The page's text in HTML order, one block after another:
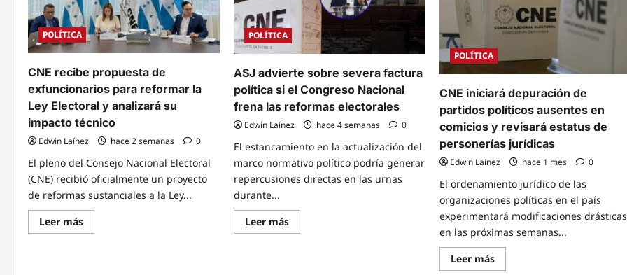
POLÍTICA
CNE recibe propuesta de
exfuncionarios para reformar la
Ley Electoral y analizará su
impacto técnico
Edwin Laínez hace 2 semanas 0
El pleno del Consejo Nacional Electoral
(CNE) recibió oficialmente un proyecto
de reformas sustanciales a la Ley...
Leer másRead
more
POLÍTICA
ASJ advierte sobre severa factura
política si el Congreso Nacional
frena las reformas electorales
Edwin Laínez hace 4 semanas 0
El estancamiento en la actualización del
marco normativo político podría generar
repercusiones directas en las urnas
durante...
Leer másRead
more
POLÍTICA
CNE iniciará depuración de
partidos políticos ausentes en
comicios y revisará estatus de
personerías jurídicas
Edwin Laínez hace 1 mes 0
El ordenamiento jurídico de las
organizaciones políticas en el país
experimentará modificaciones drásticas
en las próximas semanas...
Leer másRead
more